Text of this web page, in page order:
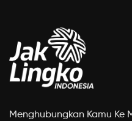
Menghubungkan Kamu Ke